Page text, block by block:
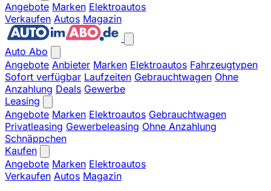
Angebote Marken Elektroautos
Verkaufen Autos Magazin
Auto Abo
Angebote Anbieter Marken Elektroautos Fahrzeugtypen
Sofort verfügbar Laufzeiten Gebrauchtwagen Ohne
Anzahlung Deals Gewerbe
Leasing
Angebote Marken Elektroautos Gebrauchtwagen
Privatleasing Gewerbeleasing Ohne Anzahlung
Schnäppchen
Kaufen
Angebote Marken Elektroautos
Verkaufen Autos Magazin